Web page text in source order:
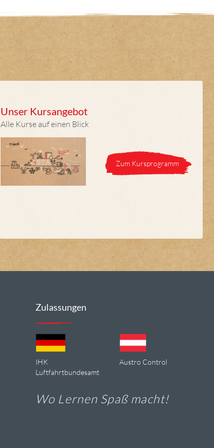
Unser Kursangebot
Alle Kurse auf einen Blick
Zum Kursprogramm
Zulassungen
IHK
Luftfahrtbundesamt
Austro Control
Wo Lernen Spaß macht!